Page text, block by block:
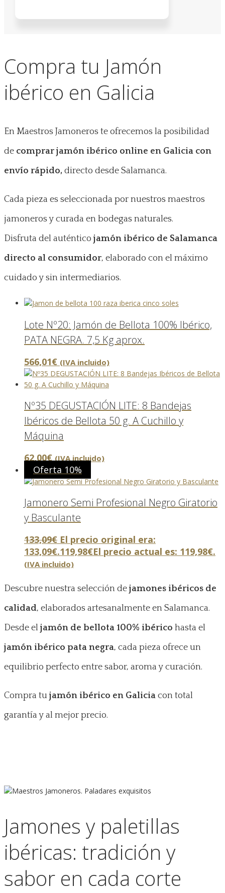
Compra tu Jamón
ibérico en Galicia
En Maestros Jamoneros te ofrecemos la posibilidad
de comprar jamón ibérico online en Galicia con
envío rápido, directo desde Salamanca.
Cada pieza es seleccionada por nuestros maestros
jamoneros y curada en bodegas naturales.
Disfruta del auténtico jamón ibérico de Salamanca
directo al consumidor, elaborado con el máximo
cuidado y sin intermediarios.
Lote Nº20: Jamón de Bellota 100% Ibérico,
PATA NEGRA. 7,5 Kg aprox.
566,01€ (IVA incluido)
Nº35 DEGUSTACIÓN LITE: 8 Bandejas
Ibéricos de Bellota 50 g. A Cuchillo y
Máquina
62,00€ (IVA incluido)
Oferta 10%
Jamonero Semi Profesional Negro Giratorio
y Basculante
133,09€ El precio original era:
133,09€.119,98€El precio actual es: 119,98€.
(IVA incluido)
Descubre nuestra selección de jamones ibéricos de
calidad, elaborados artesanalmente en Salamanca.
Desde el jamón de bellota 100% ibérico hasta el
jamón ibérico pata negra, cada pieza ofrece un
equilibrio perfecto entre sabor, aroma y curación.
Compra tu jamón ibérico en Galicia con total
garantía y al mejor precio.
Jamones y paletillas
ibéricas: tradición y
sabor en cada corte